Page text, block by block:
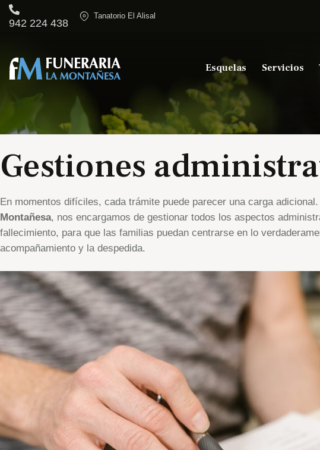
942 224 438
Tanatorio El Alisal
Esquelas Servicios
Gestiones
En momentos difíciles, cada trámite puede parecer una carga
Montañesa, nos encargamos de gestionar todos los aspectos
fallecimiento, para que las familias puedan centrarse en lo
acompañamiento y la despedida.